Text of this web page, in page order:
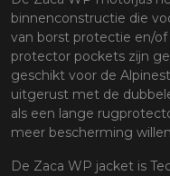
binnenconstructie die
van borst protectie en/
protector pockets zijn
geschikt voor de
uitgerust met de
als een lange
meer bescherming
De Zaca WP jacket is